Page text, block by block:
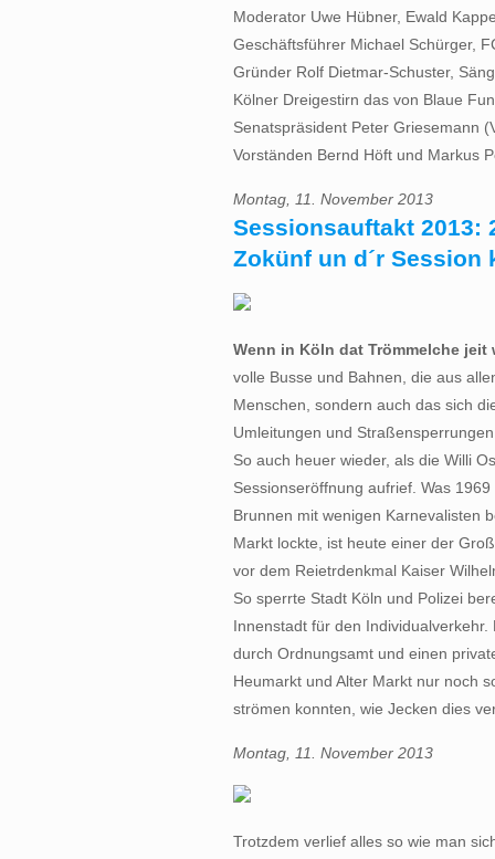
Moderator Uwe Hübner, Ewald
Geschäftsführer Michael Schürger,
Gründer Rolf Dietmar-Schuster,
Kölner Dreigestirn das von Blaue
Senatspräsident Peter Griesemann
Vorständen Bernd Höft und Markus
Montag, 11. November 2013
Sessionsauftakt 2013:
Zokünf un d´r Session
Wenn in Köln dat Trömmelche jeit
volle Busse und Bahnen, die aus
Menschen, sondern auch das sich
Umleitungen und
So auch heuer wieder, als die Willi
Sessionseröffnung aufrief. Was
Brunnen mit wenigen Karnevalisten
Markt lockte, ist heute einer der
vor dem Reietrdenkmal Kaiser
So sperrte Stadt Köln und Polizei
Innenstadt für den
durch Ordnungsamt und einen
Heumarkt und Alter Markt nur noch
strömen konnten, wie Jecken dies
Montag, 11. November 2013
Trotzdem verlief alles so wie man